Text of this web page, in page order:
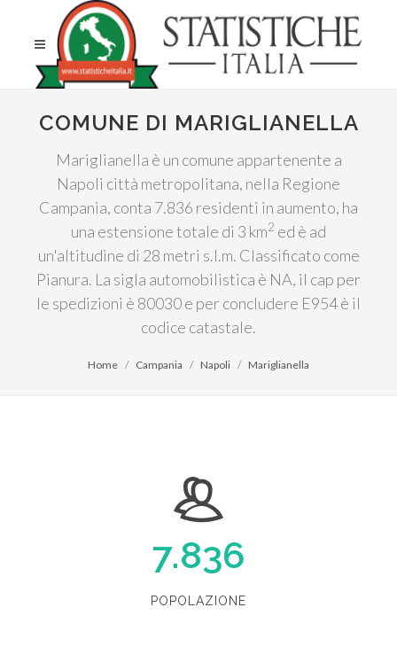
COMUNE DI MARIGLIANELLA
Mariglianella è un comune appartenente a
Napoli città metropolitana, nella Regione
Campania, conta 7.836 residenti in aumento, ha
una estensione totale di 3 km2 ed è ad
un'altitudine di 28 metri s.l.m. Classificato come
Pianura. La sigla automobilistica è NA, il cap per
le spedizioni è 80030 e per concludere E954 è il
codice catastale.
Home Campania Napoli Mariglianella
7.836
POPOLAZIONE